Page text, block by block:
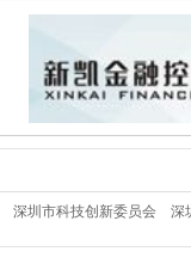
新凯金融控股">
深圳市科技创新委员会 深